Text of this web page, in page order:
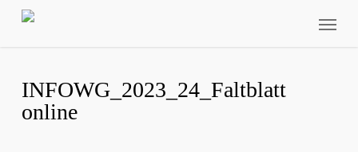
Skip
INFOWG_2023_24_Faltblatt
online